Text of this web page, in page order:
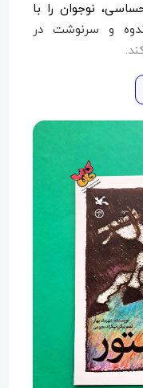
نوجوان را با
و سرنوشت در